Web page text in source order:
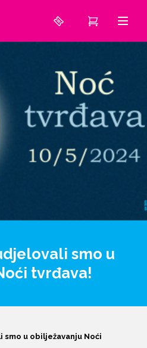
smo u
tvrđava!
u obilježavanju Noći